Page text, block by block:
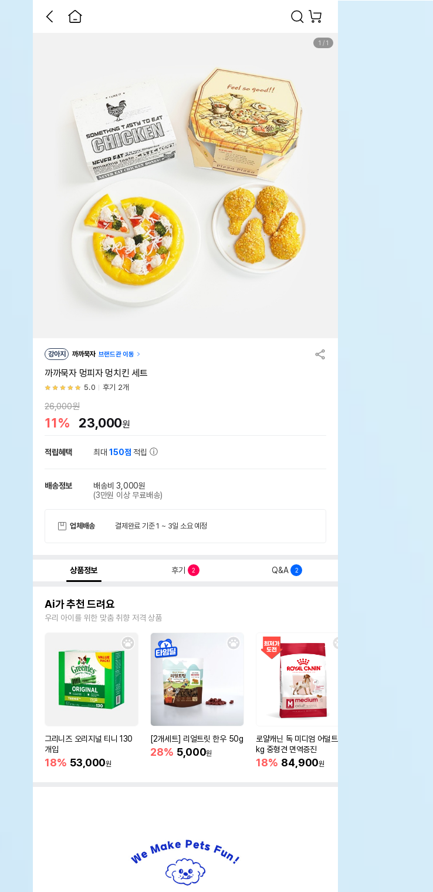
1 / 1
강아지 까까묵자 브랜드관 이동
까까묵자 멍피자 멍치킨 세트
5.0 후기 2개
26,000원
11% 23,000원
적립혜택 최대150점 적립
배송정보
배송비 3,000원
(3만원 이상 무료배송)
업체배송 결제완료 기준 1 ~ 3일 소요 예정
상품정보 후기 2 Q&A 2
Ai가 추천 드려요
우리 아이를 위한 맞춤 취향 저격 상품
그리니즈 오리지널 티니 130
개입
18% 53,000원
[2개세트] 리얼트릿 한우 50g
28% 5,000원
로얄캐닌 독 미디엄 어덜트 10
kg 중형견 면역증진
18% 84,900원